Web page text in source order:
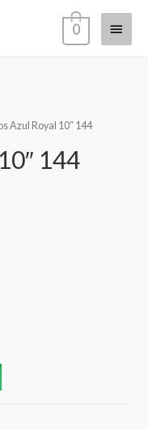
0
Azul Royal 10″ 144
144